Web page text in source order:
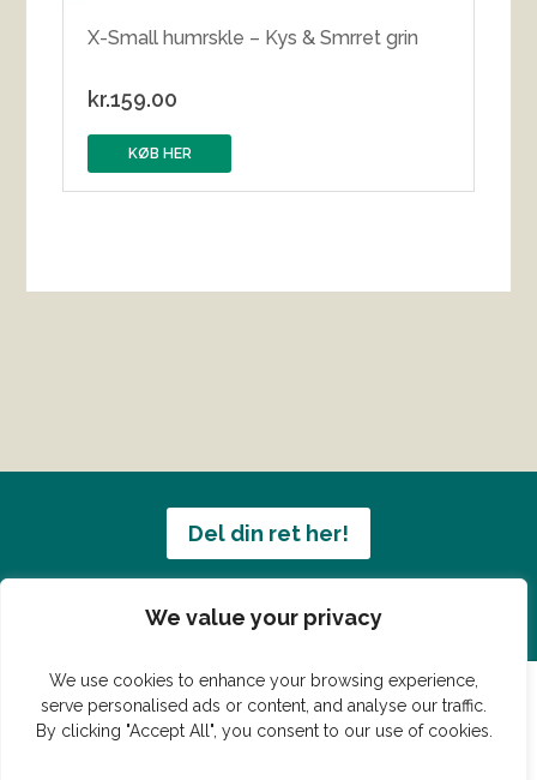
We value your privacy
We use cookies to enhance your browsing experience,
serve personalised ads or content, and analyse our traffic.
By clicking "Accept All", you consent to our use of cookies.
X-Small humrskle – Kys & Smrret grin
kr.159.00
KØB HER
Del din ret her!
Har du en konge ret du vil dele?
© Vildmedmad.dk 2019. God og nem mad!